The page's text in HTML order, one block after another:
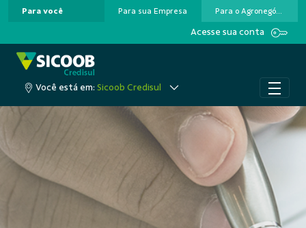
Pular para o Conteúdo principal
Para você Para sua Empresa Para o Agronegócio
Acesse sua conta
Você está em: Sicoob Credisul